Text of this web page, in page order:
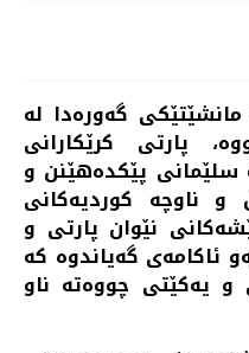
گەورەدا لە
پارتی کرێکارانی
سلێمانی پێکدەهێنن و
و ناوچە کوردیەکانی
نێوان پارتی و
ئاکامەی گەیاندوە کە
و یەکێتی چووەتە ناو